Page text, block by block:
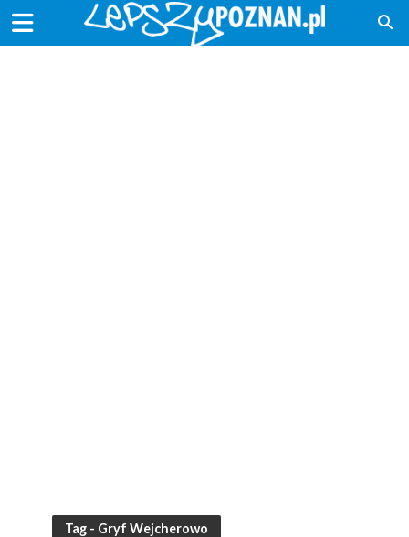
Tag - Gryf Wejcherowo